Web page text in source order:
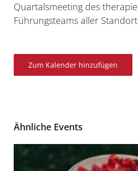
Quartalsmeeting des
Führungsteams aller
Zum Kalender hinzufügen
Ähnliche Events